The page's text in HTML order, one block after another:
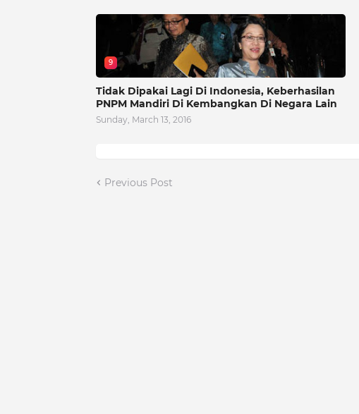
9
Tidak Dipakai Lagi Di Indonesia, Keberhasilan
PNPM Mandiri Di Kembangkan Di Negara Lain
Sunday, March 13, 2016
Previous Post